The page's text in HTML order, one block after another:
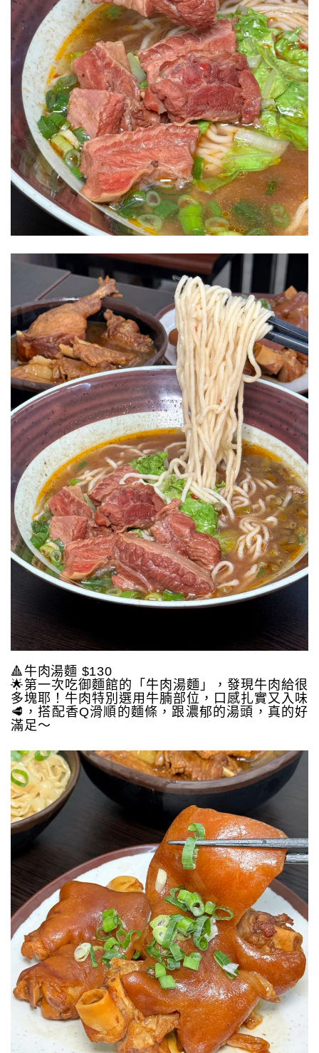
🔺牛肉湯麵 $130
🌟第一次吃御麵館的「牛肉湯麵」，發現牛肉給很
多塊耶！牛肉特別選用牛腩部位，口感扎實又入味
🥩，搭配香Q滑順的麵條，跟濃郁的湯頭，真的好
滿足～